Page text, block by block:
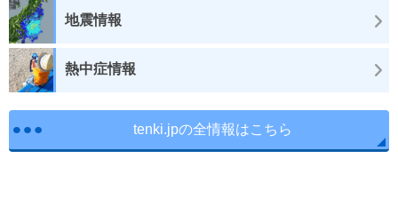
地震情報
熱中症情報
tenki.jpの全情報はこちら